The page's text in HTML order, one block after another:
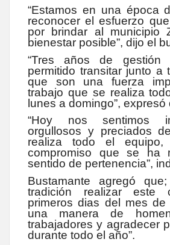
“Estamos en una época
reconocer el esfuerzo
por brindar al municipio
bienestar posible”, dijo el
“Tres años de
permitido transitar junto a
que son una fuerza
trabajo que se realiza
lunes a domingo”, expresó
“Hoy nos sentimos
orgullosos y preciados
realiza todo el
compromiso que se ha
sentido de pertenencia”,
Bustamante agregó
tradición realizar este
primeros dias del mes de
una manera de
trabajadores y agradecer
durante todo el año”.